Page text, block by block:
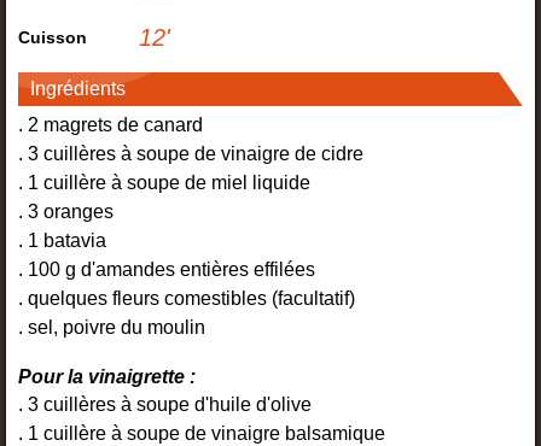
Cuisson 12'
Ingrédients
. 2 magrets de canard
. 3 cuillères à soupe de vinaigre de cidre
. 1 cuillère à soupe de miel liquide
. 3 oranges
. 1 batavia
. 100 g d'amandes entières effilées
. quelques fleurs comestibles (facultatif)
. sel, poivre du moulin
Pour la vinaigrette :
. 3 cuillères à soupe d'huile d'olive
. 1 cuillère à soupe de vinaigre balsamique